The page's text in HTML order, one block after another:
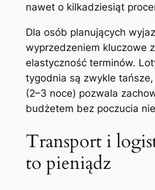
nawet o kilkadziesiąt
Dla osób planujących
wyprzedzeniem kluczowe
elastyczność terminów.
tygodnia są zwykle
(2–3 noce) pozwala
budżetem bez poczucia
Transport i
to pieniądz